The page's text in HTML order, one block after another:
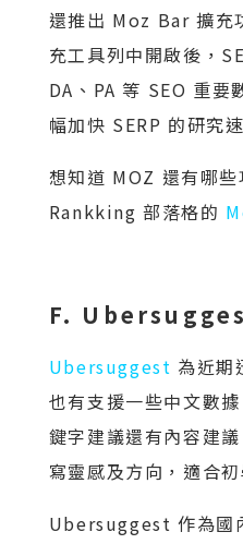
還推出 Moz Bar 擴充
充工具列中開啟後，
DA、PA 等 SEO 重要
幅加快 SERP 的研究
想知道 MOZ 還有哪
Rankking 部落格的
F.
Ubersuggest 為近期
也有支援一些中文數
鍵字建議還有內容建
寫靈感及方向，適合
Ubersuggest 作為國